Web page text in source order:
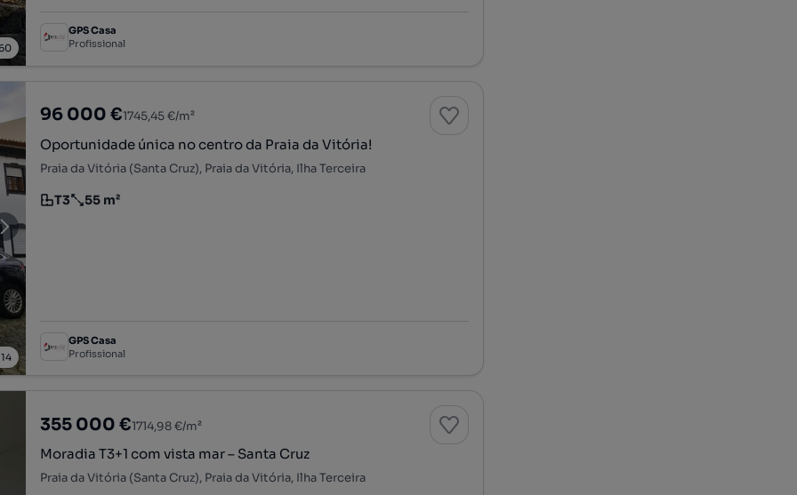
GPS Casa
Profissional
14
96 000 €1745,45 €/m²
Oportunidade única no centro da Praia da Vitória!
Praia da Vitória (Santa Cruz), Praia da Vitória, Ilha Terceira
Tipologia
T3
Preço por metro quadrado
55 m²
GPS Casa
Profissional
355 000 €1714,98 €/m²
Moradia T3+1 com vista mar – Santa Cruz
Praia da Vitória (Santa Cruz), Praia da Vitória, Ilha Terceira